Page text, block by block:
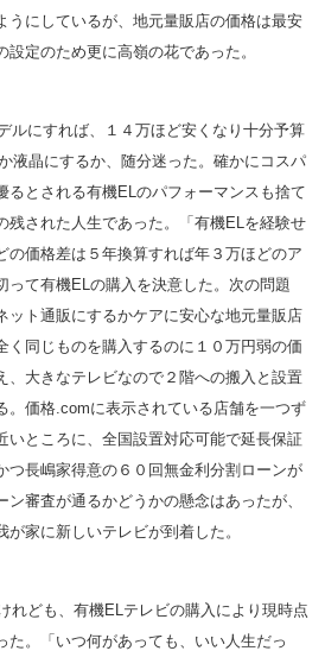
うにしているが、地元量販店の価格は最安
定のため更に高嶺の花であった。
ルにすれば、１４万ほど安くなり十分予算
液晶にするか、随分迷った。確かにコスパ
るとされる有機ELのパフォーマンスも捨て
残された人生であった。「有機ELを経験せ
の価格差は５年換算すれば年３万ほどのア
って有機ELの購入を決意した。次の問題
ット通販にするかケアに安心な地元量販店
く同じものを購入するのに１０万円弱の価
、大きなテレビなので２階への搬入と設置
。価格.comに表示されている店舗を一つず
いところに、全国設置対応可能で延長保証
つ長嶋家得意の６０回無金利分割ローンが
審査が通るかどうかの懸念はあったが、
家に新しいテレビが到着した。
れども、有機ELテレビの購入により現時点
た。「いつ何があっても、いい人生だっ